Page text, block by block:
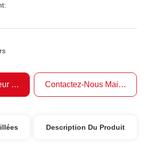
Prix Contactez-Nous Maintenant
Description Du Produit